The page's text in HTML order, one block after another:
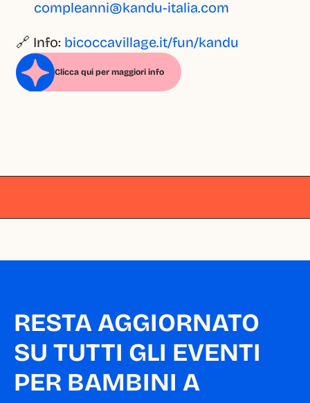
compleanni@kandu-italia.com
🔗 Info: bicoccavillage.it/fun/kandu
Clicca qui per maggiori info
RESTA AGGIORNATO
SU TUTTI GLI EVENTI
PER BAMBINI A